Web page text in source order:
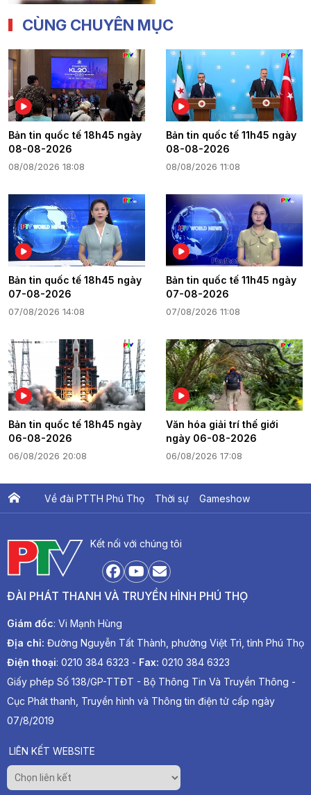
CÙNG CHUYÊN MỤC
Bản tin quốc tế 18h45 ngày
08-08-2026
08/08/2026 18:08
Bản tin quốc tế 11h45 ngày
08-08-2026
08/08/2026 11:08
Bản tin quốc tế 18h45 ngày
07-08-2026
07/08/2026 14:08
Bản tin quốc tế 11h45 ngày
07-08-2026
07/08/2026 11:08
Bản tin quốc tế 18h45 ngày
06-08-2026
06/08/2026 20:08
Văn hóa giải trí thế giới
ngày 06-08-2026
06/08/2026 17:08
Về đài PTTH Phú Thọ Thời sự Gameshow
Kết nối với chúng tôi
ĐÀI PHÁT THANH VÀ TRUYỀN HÌNH PHÚ THỌ
Giám đốc: Vi Mạnh Hùng
Địa chỉ: Đường Nguyễn Tất Thành, phường Việt Trì, tỉnh Phú Thọ
Điện thoại: 0210 384 6323 - Fax: 0210 384 6323
Giấy phép Số 138/GP-TTĐT - Bộ Thông Tin Và Truyền Thông -
Cục Phát thanh, Truyền hình và Thông tin điện tử cấp ngày
07/8/2019
LIÊN KẾT WEBSITE